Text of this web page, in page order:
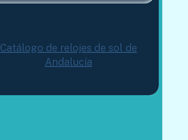
Catálogo de relojes de sol de
Andalucía